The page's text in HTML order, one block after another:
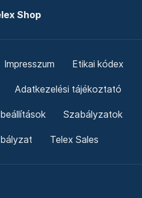
Shop
Impresszum Etikai kódex
Adatkezelési tájékoztató
Szabályzatok
Telex Sales